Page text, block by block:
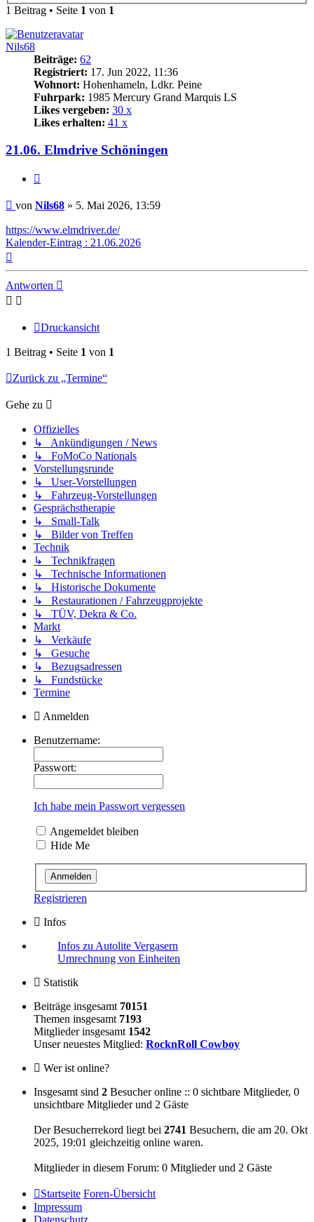
1 Beitrag • Seite 1 von 1
Nils68
Beiträge: 62
Registriert: 17. Jun 2022, 11:36
Wohnort: Hohenhameln, Ldkr. Peine
Fuhrpark: 1985 Mercury Grand Marquis LS
Likes vergeben: 30 x
Likes erhalten: 41 x
21.06. Elmdrive Schöningen
Beitrag
von Nils68 » 5. Mai 2026, 13:59
https://www.elmdriver.de/
Kalender-Eintrag : 21.06.2026
Antworten
Druckansicht
1 Beitrag • Seite 1 von 1
Zurück zu „Termine“
Gehe zu
Offizielles
↳ Ankündigungen / News
↳ FoMoCo Nationals
Vorstellungsrunde
↳ User-Vorstellungen
↳ Fahrzeug-Vorstellungen
Gesprächstherapie
↳ Small-Talk
↳ Bilder von Treffen
Technik
↳ Technikfragen
↳ Technische Informationen
↳ Historische Dokumente
↳ Restaurationen / Fahrzeugprojekte
↳ TÜV, Dekra & Co.
Markt
↳ Verkäufe
↳ Gesuche
↳ Bezugsadressen
↳ Fundstücke
Termine
Anmelden
Benutzername:
Passwort:
Ich habe mein Passwort vergessen
Angemeldet bleiben
Hide Me
Registrieren
Infos
Infos zu Autolite Vergasern
Umrechnung von Einheiten
Statistik
Beiträge insgesamt 70151
Themen insgesamt 7193
Mitglieder insgesamt 1542
Unser neuestes Mitglied: RocknRoll Cowboy
Wer ist online?
Insgesamt sind 2 Besucher online :: 0 sichtbare Mitglieder, 0
unsichtbare Mitglieder und 2 Gäste
Der Besucherrekord liegt bei 2741 Besuchern, die am 20. Okt
2025, 19:01 gleichzeitig online waren.
Mitglieder in diesem Forum: 0 Mitglieder und 2 Gäste
Startseite Foren-Übersicht
Impressum
Datenschutz